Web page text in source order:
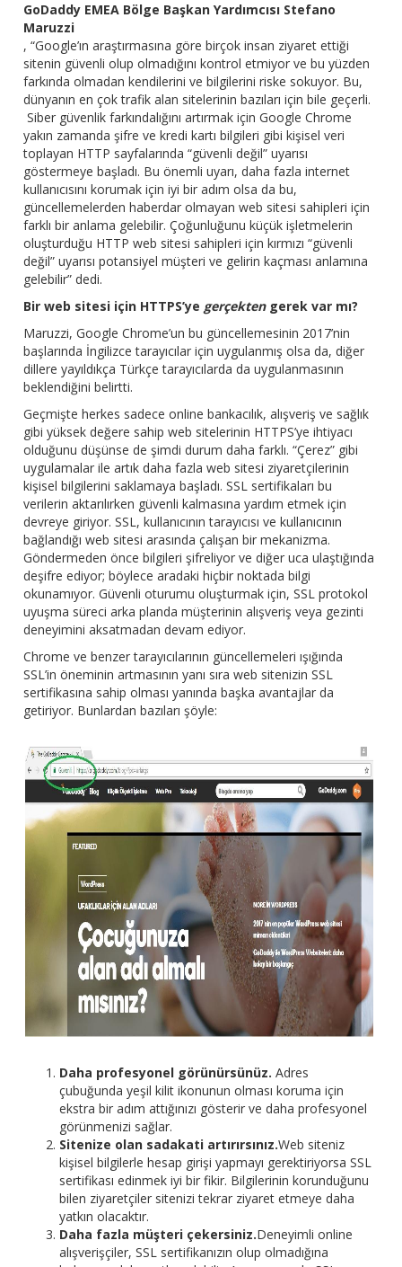
GoDaddy EMEA Bölge Başkan Yardımcısı Stefano
Maruzzi
, “Google’ın araştırmasına göre birçok insan ziyaret ettiği
sitenin güvenli olup olmadığını kontrol etmiyor ve bu yüzden
farkında olmadan kendilerini ve bilgilerini riske sokuyor. Bu,
dünyanın en çok trafik alan sitelerinin bazıları için bile geçerli.
Siber güvenlik farkındalığını artırmak için Google Chrome
yakın zamanda şifre ve kredi kartı bilgileri gibi kişisel veri
toplayan HTTP sayfalarında “güvenli değil” uyarısı
göstermeye başladı. Bu önemli uyarı, daha fazla internet
kullanıcısını korumak için iyi bir adım olsa da bu,
güncellemelerden haberdar olmayan web sitesi sahipleri için
farklı bir anlama gelebilir. Çoğunluğunu küçük işletmelerin
oluşturduğu HTTP web sitesi sahipleri için kırmızı “güvenli
değil” uyarısı potansiyel müşteri ve gelirin kaçması anlamına
gelebilir” dedi.
Bir web sitesi için HTTPS’ye gerçektengerek var mı?
Maruzzi, Google Chrome’un bu güncellemesinin 2017’nin
başlarında İngilizce tarayıcılar için uygulanmış olsa da, diğer
dillere yayıldıkça Türkçe tarayıcılarda da uygulanmasının
beklendiğini belirtti.
Geçmişte herkes sadece online bankacılık, alışveriş ve sağlık
gibi yüksek değere sahip web sitelerinin HTTPS’ye ihtiyacı
olduğunu düşünse de şimdi durum daha farklı. “Çerez” gibi
uygulamalar ile artık daha fazla web sitesi ziyaretçilerinin
kişisel bilgilerini saklamaya başladı. SSL sertifikaları bu
verilerin aktarılırken güvenli kalmasına yardım etmek için
devreye giriyor. SSL, kullanıcının tarayıcısı ve kullanıcının
bağlandığı web sitesi arasında çalışan bir mekanizma.
Göndermeden önce bilgileri şifreliyor ve diğer uca ulaştığında
deşifre ediyor; böylece aradaki hiçbir noktada bilgi
okunamıyor. Güvenli oturumu oluşturmak için, SSL protokol
uyuşma süreci arka planda müşterinin alışveriş veya gezinti
deneyimini aksatmadan devam ediyor.
Chrome ve benzer tarayıcılarının güncellemeleri ışığında
SSL’in öneminin artmasının yanı sıra web sitenizin SSL
sertifikasına sahip olması yanında başka avantajlar da
getiriyor. Bunlardan bazıları şöyle:
Daha profesyonel görünürsünüz. Adres
çubuğunda yeşil kilit ikonunun olması koruma için
ekstra bir adım attığınızı gösterir ve daha profesyonel
görünmenizi sağlar.
Sitenize olan sadakati artırırsınız.Web siteniz
kişisel bilgilerle hesap girişi yapmayı gerektiriyorsa SSL
sertifikası edinmek iyi bir fikir. Bilgilerinin korunduğunu
bilen ziyaretçiler sitenizi tekrar ziyaret etmeye daha
yatkın olacaktır.
Daha fazla müşteri çekersiniz.Deneyimli online
alışverişçiler, SSL sertifikanızın olup olmadığına